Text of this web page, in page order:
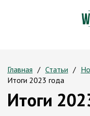
Главная Статьи
Итоги 2023 года
Итоги